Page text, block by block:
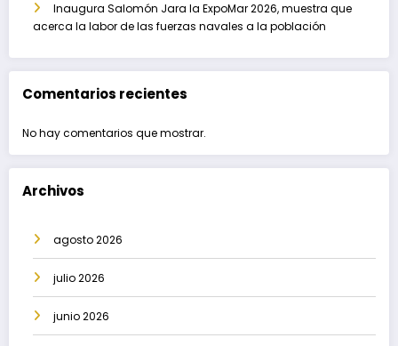
Inaugura Salomón Jara la ExpoMar 2026, muestra que
acerca la labor de las fuerzas navales a la población
Comentarios recientes
No hay comentarios que mostrar.
Archivos
agosto 2026
julio 2026
junio 2026